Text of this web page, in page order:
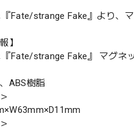
Fate/strange Fake』より、
】
Fate/strange Fake』 マグネ
ABS樹脂